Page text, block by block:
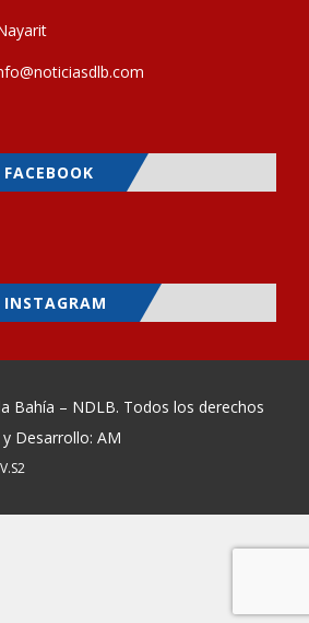
INSTAGRAM
Bahía – NDLB. Todos los derechos
Desarrollo: AM
V.S2